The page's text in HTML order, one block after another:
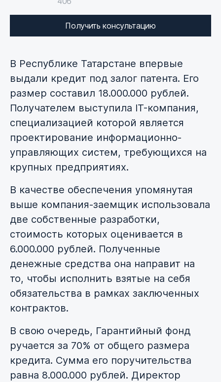
В Республике Татарстане впервые
выдали кредит под залог патента. Его
размер составил 18.000.000 рублей.
Получателем выступила IT-компания,
специализацией которой является
проектирование информационно-
управляющих систем, требующихся на
крупных предприятиях.
В качестве обеспечения упомянутая
выше компания-заемщик использовала
две собственные разработки,
стоимость которых оценивается в
6.000.000 рублей. Полученные
денежные средства она направит на
то, чтобы исполнить взятые на себя
обязательства в рамках заключенных
контрактов.
В свою очередь, Гарантийный фонд
ручается за 70% от общего размера
кредита. Сумма его поручительства
равна 8.000.000 рублей. Директор
Получить консультацию